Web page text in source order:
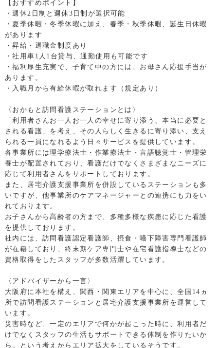
【おすすめポイント】
・週休2日制と週休3日制が選択可能
・夏季休暇・冬季休暇に加え、春季・秋季休暇、誕生日休暇
があります
・昇給・退職金制度あり
・社用車1人1台貸与、通勤使用も可能です
・福利厚生充実で、子育て中の方には、お母さん応援手当が
あります。
・入職月から有給休暇が取れます（規定あり）
〈おかもと訪問看護ステーションとは〉
「利用者さんお一人お一人の幸せに寄り添う、本当に必要と
される看護」を考え、その人らしく生きるに寄り添い、支え
られる一員になれるよう日々サービスを提供しています。
各事業所には理学療法士・作業療法士・言語聴覚士・管理栄
養士が配置されており、看護だけでなくさまざまなニーズに
応じて利用者さんをサポートしております。
また、居宅介護支援事業所を併設しているステーションも多
いですが、他事業所のケアマネージャーとの連携にも力をい
れております。
お子さんから高齢者の方まで、多種多様な疾患に応じた看護
を提供しております。
社内には、訪問看護認定看護師、摂食・嚥下障害専門看護師
が在籍しており、終末期ケア専門士や在宅看護指導士などの
資格取得をしたスタッフが多数活躍しています。
〈アドバイザーから一言〉
大阪府に本社を構え、関西・関東エリアを中心に、全国14ヵ
所で訪問看護ステーションと居宅介護支援事業所を運営して
います。
災害時など、一定のエリアで何かが起こった時に、利用者だ
けでなくスタッフの生活もサポートできる体制を作りたいか
ら。という考えからエリア拡大をしているそうです。